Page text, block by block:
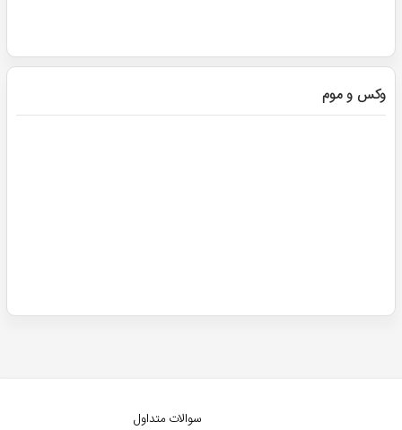
وکس و موم
سوالات متداول